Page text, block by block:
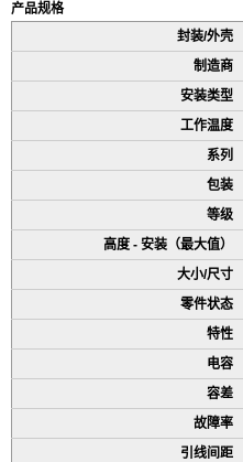
产品规格
封装/外壳
制造商
安装类型
工作温度
系列
包装
等级
高度 - 安装（最大值）
大小/尺寸
零件状态
特性
电容
容差
故障率
引线间距